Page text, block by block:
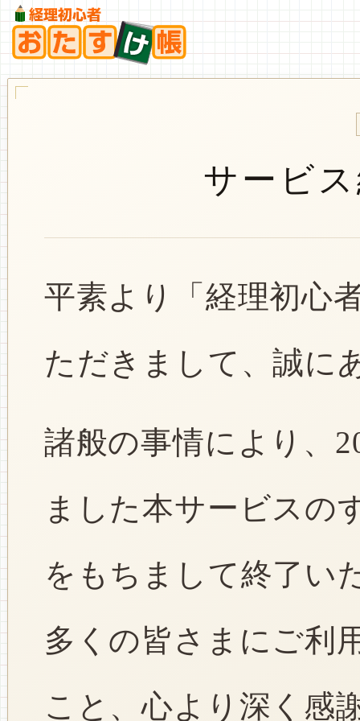
サービ
平素より「経理初心
ただきまして、誠に
諸般の事情により、
ました本サービスの
をもちまして終了い
多くの皆さまにご利
こと、心より深く感